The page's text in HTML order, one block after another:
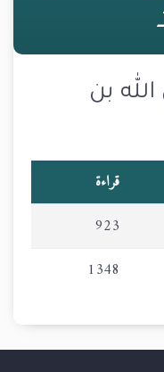
بن
قراءة
923
1348